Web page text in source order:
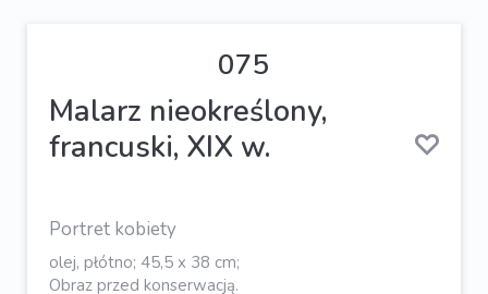
075
Malarz nieokreślony,
francuski, XIX w.
Portret kobiety
olej, płótno; 45,5 x 38 cm;
Obraz przed konserwacją.